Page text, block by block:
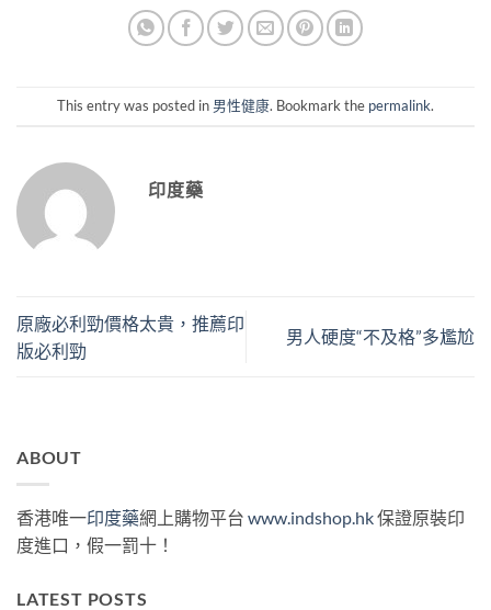
This entry was posted in 男性健康. Bookmark the permalink.
印度藥
原廠必利勁價格太貴，推薦印
版必利勁
男人硬度“不及格”多尷尬
ABOUT
香港唯一印度藥網上購物平台 www.indshop.hk保證原裝印
度進口，假一罰十！
LATEST POSTS